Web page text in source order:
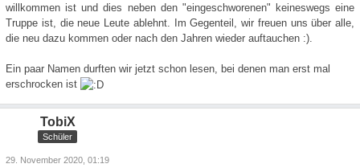
willkommen ist und dies neben den "eingeschworenen" keineswegs eine
Truppe ist, die neue Leute ablehnt. Im Gegenteil, wir freuen uns über alle,
die neu dazu kommen oder nach den Jahren wieder auftauchen :).
Ein paar Namen durften wir jetzt schon lesen, bei denen man erst mal
erschrocken ist
TobiX
Schüler
29. November 2020, 01:19